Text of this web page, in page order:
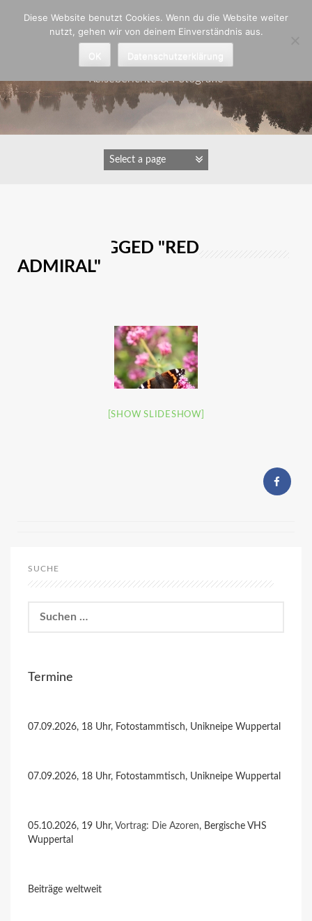
Astrid Padberg
Reiseberichte & Fotografie
IMAGES TAGGED "RED
ADMIRAL"
[SHOW SLIDESHOW]
SUCHE
nach:
Termine
07.09.2026, 18 Uhr, Fotostammtisch, Unikneipe Wuppertal
07.09.2026, 18 Uhr, Fotostammtisch, Unikneipe Wuppertal
05.10.2026, 19 Uhr, Vortrag: Die Azoren, Bergische VHS
Wuppertal
Beiträge weltweit
Diese Website benutzt Cookies. Wenn du die Website weiter
nutzt, gehen wir von deinem Einverständnis aus.